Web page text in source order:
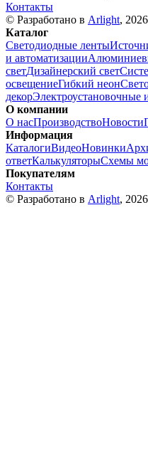
Контакты
© Разработано в Arlight, 2026
Каталог
Светодиодные ленты
и автоматизации
светДизайнерский свет
освещениеГибкий неон
декорЭлектроустановочные
О компании
О насПроизводствоНовости
Информация
КаталогиВидеоНовинки
ответКалькуляторыСхемы
Покупателям
Контакты
© Разработано в Arlight, 2026